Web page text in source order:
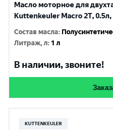
Масло моторное для
Kuttenkeuler Macro 2T,
Состав масла:
Литраж, л: 1 л
В наличии, звоните!
KUTTENKEULER